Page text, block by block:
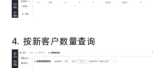
4. 按新客户数量查询